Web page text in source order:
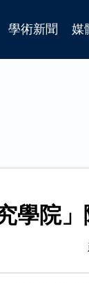
學術新聞 媒
學院